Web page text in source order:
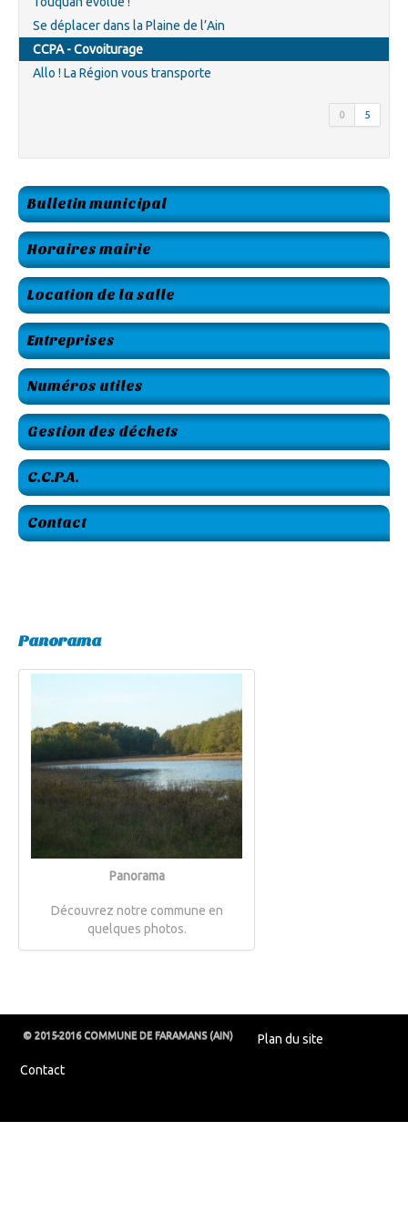
Se déplacer dans la Plaine de l’Ain
CCPA - Covoiturage
Allo ! La Région vous transporte
0 5
Bulletin municipal
Horaires mairie
Location de la salle
Entreprises
Numéros utiles
Gestion des déchets
C.C.P.A.
Contact
Panorama
Panorama
Découvrez notre commune en
quelques photos.
© 2015-2016 COMMUNE DE FARAMANS (AIN) Plan du site
Contact